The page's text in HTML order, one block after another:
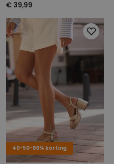
€ 39,99
40-50-60% korting